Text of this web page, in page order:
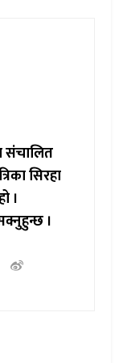
संचालित
सिरहा
।
।